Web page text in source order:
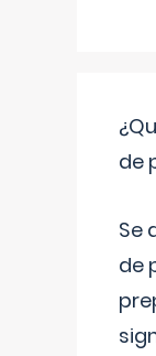
de
Se
de